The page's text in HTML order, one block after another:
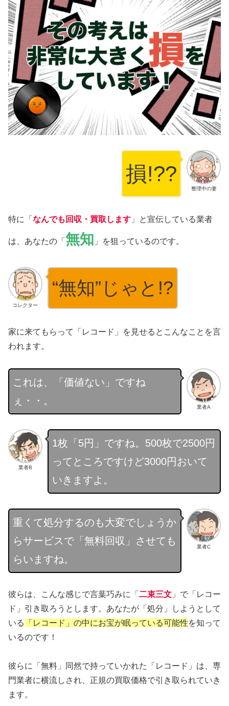
整理中の妻
損!??
特に「 なんでも回収・買取します 」と宣伝している業者
は、あなたの「 無知 」を狙っているのです。
コレクター
“無知”じゃと!?
家に来てもらって「レコード」を見せるとこんなことを言
われます。
業者A
これは、「価値ない」ですね
ぇ・・。
業者B
1枚「5円」ですね。500枚で2500円
ってところですけど3000円おいて
いきますよ。
業者C
重くて処分するのも大変でしょうか
らサービスで「無料回収」させても
らいますね。
彼らは、こんな感じで言葉巧みに「 二束三文 」で「レコー
ド」引き取ろうとします。あなたが「処分」しようとして
いる
「レコード」の中にお宝が眠っている可能性を知って
いるのです！
彼らに「無料」同然で持っていかれた「レコード」は、専
門業者に横流しされ、正規の買取価格で引き取られていき
ます。